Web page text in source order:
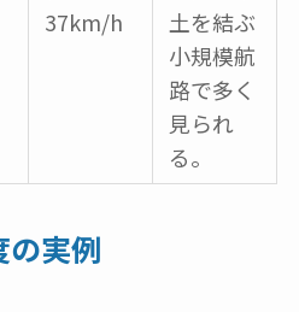
37km/h
土を結ぶ
小規模航
路で多く
見られ
る。
の実例